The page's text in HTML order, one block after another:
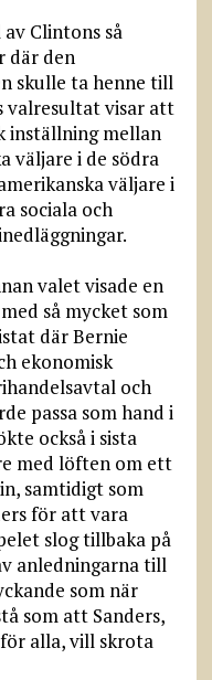
Clintons så
där den
skulle ta henne till
valresultat visar att
inställning mellan
väljare i de södra
väljare i
sociala och
valet visade en
så mycket som
där Bernie
ekonomisk
och
passa som hand i
också i sista
med löften om ett
samtidigt som
för att vara
slog tillbaka på
anledningarna till
som när
som att Sanders,
alla, vill skrota